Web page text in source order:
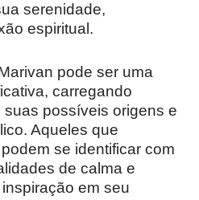
serenidade,
espiritual.
pode ser uma
carregando
possíveis origens e
Aqueles que
se identificar com
de calma e
em seu